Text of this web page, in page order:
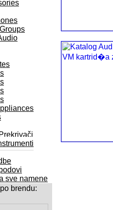
sve namene
brendu: